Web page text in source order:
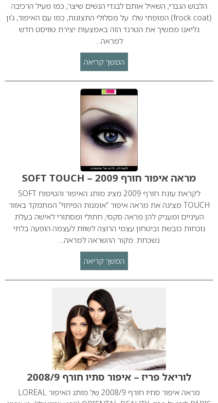
הלבוש הגברי, השאיל אותם לבגדי הנשים שיצר, כמו מעיל הרכיבה
(frock coat) המופתי שלו. על מסלולי התצוגות, כמו עם האיפור, ג’ון
גליאנו ממשיך את הטרנד הזה באמצעות יצירת טוויסט חדש
למראה…
המשך קריאה
מראה איפור חורף 2009 – SOFT TOUCH
לקראת עונת חורף 2009 מציג מותג האיפור והטיפוח SOFT
TOUCH מציגה את מראה איפור “אומנות הפיתוי” המתמקד באזור
העיניים ומעניק להן מראה סקסי, חתולי ומסתורי לאישה בעלת
נוכחות כובשת וביטחון עצמי הרוצה לשוות לעצמה הופעה בלתי
נשכחת. מקור ההשראה למראה…
המשך קריאה
לוריאל פריז – איפור סתיו חורף 2008/9
מראה איפור סתיו חורף 2008/9 של מותג האיפור LOREAL